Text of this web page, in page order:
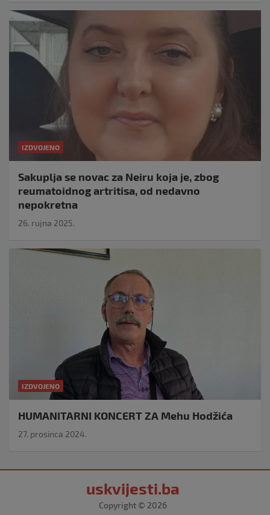
IZDVOJENO
Sakuplja se novac za Neiru koja je, zbog
reumatoidnog artritisa, od nedavno
nepokretna
26. rujna 2025.
IZDVOJENO
HUMANITARNI KONCERT ZA Mehu Hodžića
27. prosinca 2024.
uskvijesti.ba
Copyright © 2026